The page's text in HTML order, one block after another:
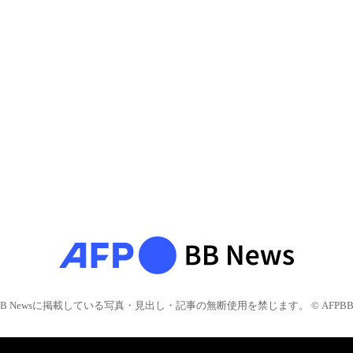
Newsに掲載している写真・見出し・記事の無断使用を禁じます。 © AFPBB